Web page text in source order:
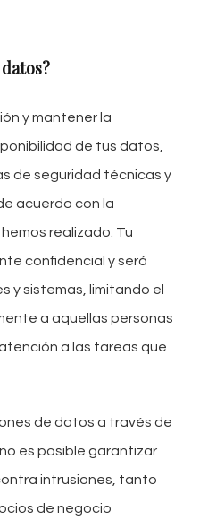
y mantener la
de tus datos,
de seguridad técnicas y
acuerdo con la
realizado. Tu
confidencial y será
y sistemas, limitando el
a aquellas personas
a las tareas que
de datos a través de
es posible garantizar
intrusiones, tanto
de negocio